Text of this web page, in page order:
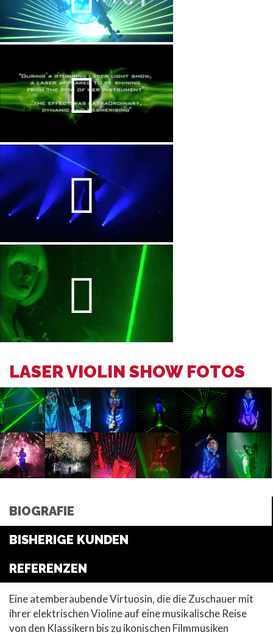
LASER VIOLIN SHOW FOTOS
BIOGRAFIE
BISHERIGE KUNDEN
REFERENZEN
Eine atemberaubende Virtuosin, die die Zuschauer mit
ihrer elektrischen Violine auf eine musikalische Reise
von den Klassikern bis zu ikonischen Filmmusiken